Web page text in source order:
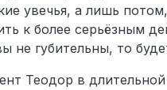
увечья, а лишь
к более серьёзным
не губительны, то
Теодор в длительной